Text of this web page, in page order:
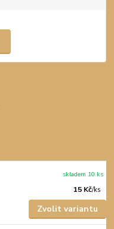
15 Kč/ks
skladem 10 ks
Zvolit variantu